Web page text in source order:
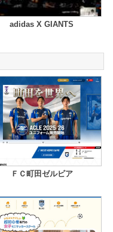
adidas X GIANTS
ＦＣ町田ゼルビア